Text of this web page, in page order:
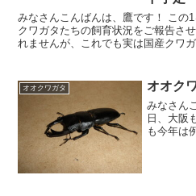
みなさんこんばんは、鷹です！ この
クワガタたちの飼育状況をご報告さ
れませんが、これでも実は国産クワ
オオクワガタ オオク
みなさん
日、大阪
も今年は